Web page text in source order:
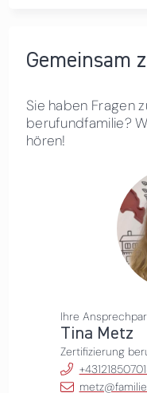
Gemeinsam
Sie haben Fragen
berufundfamilie?
hören!
Ihre
Tina Metz
Zertifizierung